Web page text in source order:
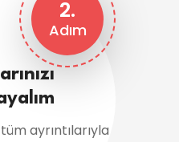
2.
Adım
ayrıntılarıyla